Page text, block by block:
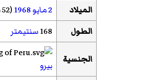
الميلاد
2 مايو 1968(52 سنة)
الطول
168سنتيمتر
الجنسية
بيرو